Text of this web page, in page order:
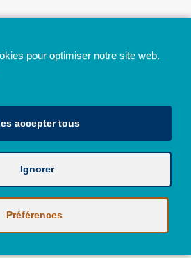
de la Province de Liège
droits réservés - JazzMania
et de vie privée
pour optimiser notre site web.
accepter tous
Ignorer
Préférences